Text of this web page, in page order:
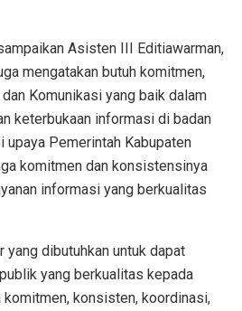
Asisten III Editiawarman,
mengatakan butuh komitmen,
Komunikasi yang baik dalam
keterbukaan informasi di badan
Pemerintah Kabupaten
komitmen dan konsistensinya
informasi yang berkualitas
yang dibutuhkan untuk dapat
yang berkualitas kepada
komitmen, konsisten, koordinasi,